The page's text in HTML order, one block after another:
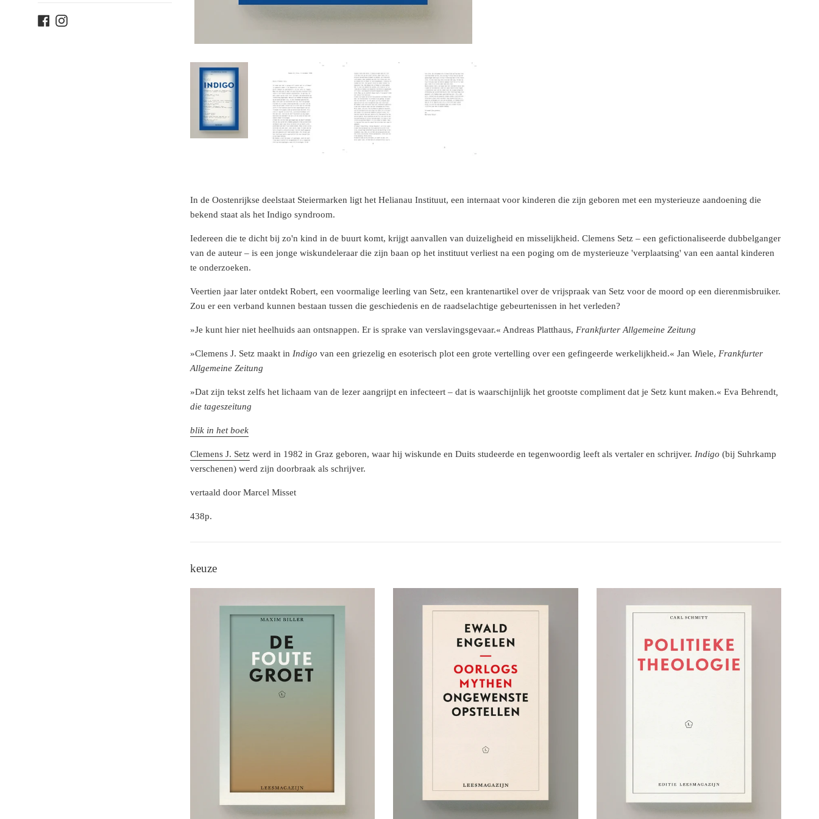
FacebookInstagram
In de Oostenrijkse deelstaat Steiermarken ligt het Helianau Instituut, een internaat voor kinderen die zijn geboren met een mysterieuze aandoening die
bekend staat als het Indigo syndroom.
Iedereen die te dicht bij zo'n kind in de buurt komt, krijgt aanvallen van duizeligheid en misselijkheid. Clemens Setz – een gefictionaliseerde dubbelganger
van de auteur – is een jonge wiskundeleraar die zijn baan op het instituut verliest na een poging om de mysterieuze 'verplaatsing' van een aantal kinderen
te onderzoeken.
Veertien jaar later ontdekt Robert, een voormalige leerling van Setz, een krantenartikel over de vrijspraak van Setz voor de moord op een dierenmisbruiker.
Zou er een verband kunnen bestaan tussen die geschiedenis en de raadselachtige gebeurtenissen in het verleden?
»Je kunt hier niet heelhuids aan ontsnappen. Er is sprake van verslavingsgevaar.« Andreas Platthaus, Frankfurter Allgemeine Zeitung
»Clemens J. Setz maakt in Indigo van een griezelig en esoterisch plot een grote vertelling over een gefingeerde werkelijkheid.« Jan Wiele, Frankfurter
Allgemeine Zeitung
»Dat zijn tekst zelfs het lichaam van de lezer aangrijpt en infecteert – dat is waarschijnlijk het grootste compliment dat je Setz kunt maken.« Eva Behrendt
die tageszeitung
blik in het boek
Clemens J. Setz werd in 1982 in Graz geboren, waar hij wiskunde en Duits studeerde en tegenwoordig leeft als vertaler en schrijver. Indigo (bij Suhrkamp
verschenen) werd zijn doorbraak als schrijver.
vertaald door Marcel Misset
438p.
keuze